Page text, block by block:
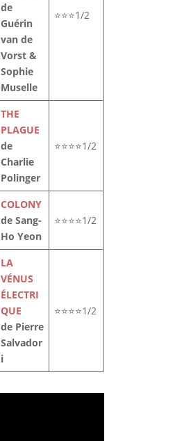
de
Guérin
van de
Vorst &
Sophie
Muselle
⭐⭐⭐1/2
THE
PLAGUE
de
Charlie
Polinger
⭐⭐⭐⭐1/2
COLONY
de Sang-
Ho Yeon
⭐⭐⭐⭐1/2
LA
VÉNUS
ÉLECTRI
QUE
de Pierre
Salvador
i
⭐⭐⭐⭐1/2